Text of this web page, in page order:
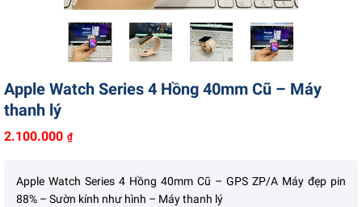
Apple Watch Series 4 Hồng 40mm Cũ – Máy
thanh lý
2.100.000 ₫
Apple Watch Series 4 Hồng 40mm Cũ – GPS ZP/A Máy đẹp pin
88% – Sườn kính như hình – Máy thanh lý